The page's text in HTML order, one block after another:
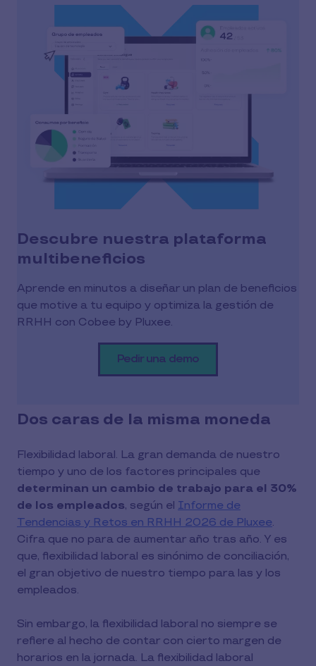
Descubre nuestra plataforma
multibeneficios
Aprende en minutos a diseñar un plan de beneficios
que motive a tu equipo y optimiza la gestión de
RRHH con Cobee by Pluxee.
Pedir una demo
Dos caras de la misma moneda
Flexibilidad laboral. La gran demanda de nuestro
tiempo y uno de los factores principales que
determinan un cambio de trabajo para el 30%
de los empleados, según el Informe de
Tendencias y Retos en RRHH 2026 de Pluxee.
Cifra que no para de aumentar año tras año. Y es
que, flexibilidad laboral es sinónimo de conciliación,
el gran objetivo de nuestro tiempo para las y los
empleados.
Sin embargo, la flexibilidad laboral no siempre se
refiere al hecho de contar con cierto margen de
horarios en la jornada. La flexibilidad laboral